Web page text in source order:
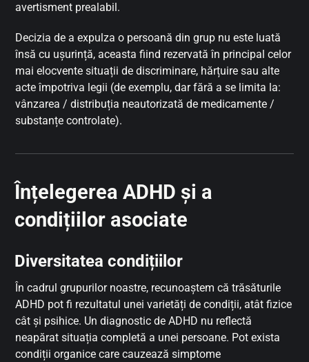
avertisment prealabil.
Decizia de a expulza o persoană din grup nu este luată
însă cu ușurință, aceasta fiind rezervată în principal celor
mai elocvente situații de discriminare, hărțuire sau alte
acte împotriva legii (de exemplu, dar fără a se limita la:
vânzarea / distribuția neautorizată de medicamente /
substanțe controlate).
Înțelegerea ADHD și a
condițiilor asociate
Diversitatea condițiilor
În cadrul grupurilor noastre, recunoaștem că trăsăturile
ADHD pot fi rezultatul unei varietăți de condiții, atât fizice
cât și psihice. Un diagnostic de ADHD nu reflectă
neapărat situația completă a unei persoane. Pot exista
condiții organice care cauzează simptome